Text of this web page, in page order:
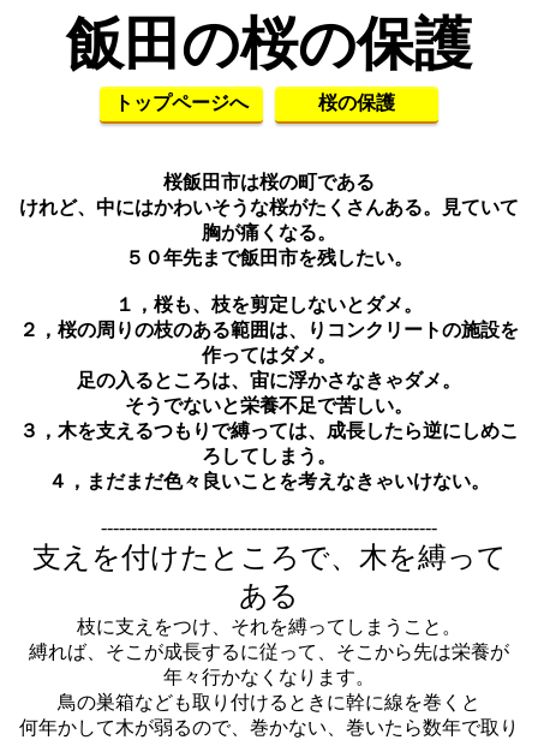
飯田の桜の保護
トップページへ 桜の保護
桜飯田市は桜の町である
けれど、中にはかわいそうな桜がたくさんある。見ていて
胸が痛くなる。
５０年先まで飯田市を残したい。
１，桜も、枝を剪定しないとダメ。
２，桜の周りの枝のある範囲は、りコンクリートの施設を
作ってはダメ。
足の入るところは、宙に浮かさなきゃダメ。
そうでないと栄養不足で苦しい。
３，木を支えるつもりで縛っては、成長したら逆にしめこ
ろしてしまう。
４，まだまだ色々良いことを考えなきゃいけない。
--------------------------------------------------------
支えを付けたところで、木を縛って
ある
枝に支えをつけ、それを縛ってしまうこと。
縛れば、そこが成長するに従って、そこから先は栄養が
年々行かなくなります。
鳥の巣箱なども取り付けるときに幹に線を巻くと
何年かして木が弱るので、巻かない、巻いたら数年で取り